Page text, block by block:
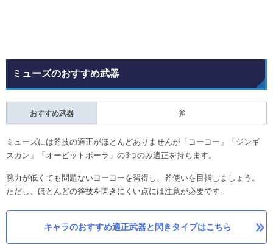
ミューズのおすすめ武器
おすすめ武器 斧
ミューズには斧技の適正がほとんどありませんが「ヨーヨー」「ジンギ
スカン」「オービットボーラ」の3つのみ適正を持ちます。
腕力が低くても問題ないヨーヨーを習得し、斧使いを目指しましょう。
ただし、ほとんどの斧技を閃きにくい点には注意が必要です。
キャラのおすすめ適正武器と閃きタイプはこちら